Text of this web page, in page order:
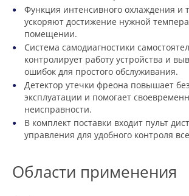
Функция интенсивного охлаждения и
ускоряют достижение нужной
помещении.
Система самодиагностики
контролирует работу устройства и
ошибок для простого обслуживания.
Детектор утечки фреона повышает
эксплуатации и помогает
неисправности.
В комплект поставки входит пульт
управления для удобного контроля
Области применения